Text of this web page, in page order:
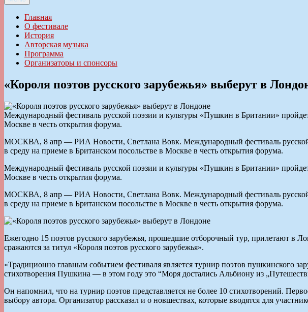
Ильменский фестиваль авторской песни
Главная
О фестивале
История
Авторская музыка
Программа
Организаторы и спонсоры
«Короля поэтов русского зарубежья» выберут в
Международный фестиваль русской поэзии и культуры «Пушкин в Британии»
Москве в честь открытия форума.
МОСКВА, 8 апр — РИА Новости, Светлана Вовк. Международный фестиваль русской
в среду на приеме в Британском посольстве в Москве в честь открытия форума.
Международный фестиваль русской поэзии и культуры «Пушкин в Британии»
Москве в честь открытия форума.
МОСКВА, 8 апр — РИА Новости, Светлана Вовк. Международный фестиваль русской
в среду на приеме в Британском посольстве в Москве в честь открытия форума.
Ежегодно 15 поэтов русского зарубежья, прошедшие отборочный тур, прилетают
сражаются за титул «Короля поэтов русского зарубежья».
«Традиционно главным событием фестиваля является турнир поэтов пушкинского
стихотворения Пушкина — в этом году это “Моря достались Альбиону из
Он напомнил, что на турнир поэтов представляется не более 10 стихотворений.
выбору автора. Организатор рассказал и о новшествах, которые вводятся для